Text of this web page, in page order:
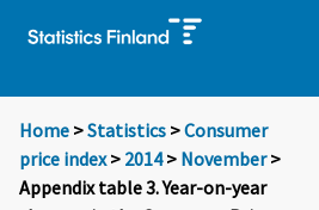
Home >Statistics >Consumer
price index> 2014> November>
Appendix table 3. Year-on-year